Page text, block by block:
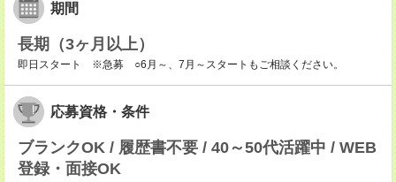
期間
長期（3ヶ月以上）
即日スタート ※急募 ○6月～、7月～スタートもご相談ください。
応募資格・条件
ブランクOK / 履歴書不要 / 40～50代活躍中 / WEB
登録・面接OK